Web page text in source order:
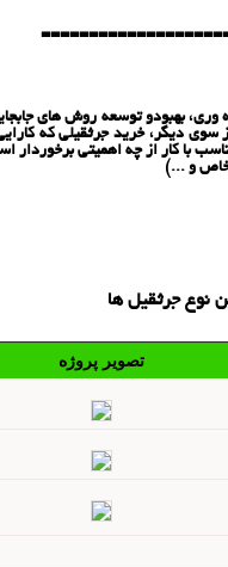
بهبودو توسعه روش های جابجایی
دیگر، خرید جرثقیلی که
کار از چه اهمیتی برخوردار
نوع جرثقیل ها
تصویر پروژه